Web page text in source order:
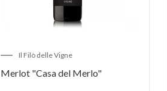
Il Filò delle Vigne
Merlot "Casa del Merlo"